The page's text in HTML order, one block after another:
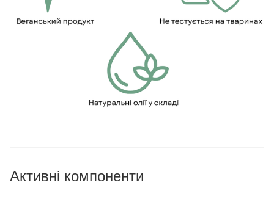
Активні компоненти